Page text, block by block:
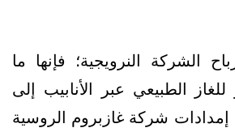
الشركة النرويجية؛ فإنها ما
الطبيعي عبر الأنابيب إلى
إمدادات شركة غازبروم الروسية